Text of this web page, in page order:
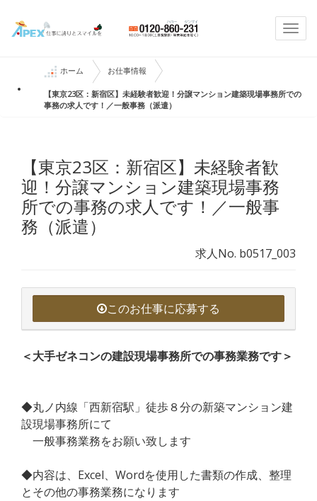
ホーム お仕事情報
【東京23区：新宿区】未経験者歓迎！分譲マンション建築現場事務所での
事務の求人です！／一般事務（派遣）
【東京23区：新宿区】未経験者歓
迎！分譲マンション建築現場事務
所での事務の求人です！／一般事
務（派遣）
求人No. b0517_003
このお仕事に応募する
＜大手ゼネコンの建設現場事務所での事務業務です＞
◆丸ノ内線「西新宿駅」徒歩８分の新築マンション建
設現場事務所にて
一般事務業務をお願い致します
◆内容は、Excel、Wordを使用した書類の作成、整理
とその他の事務業務になります